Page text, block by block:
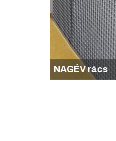
NAGÉV rács